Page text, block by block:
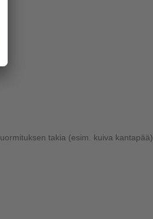
takia (esim. kuiva kantapää).